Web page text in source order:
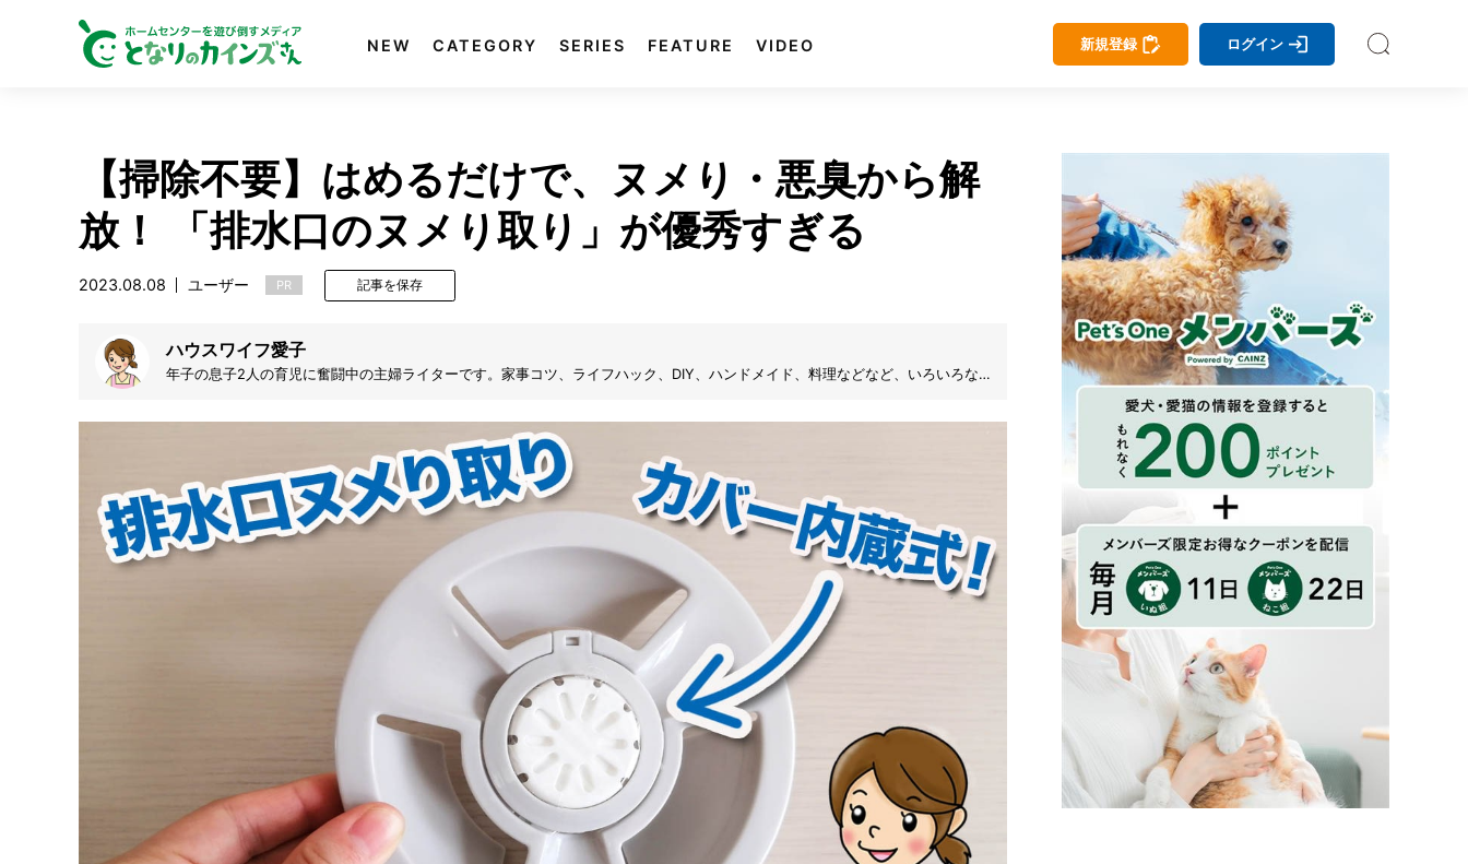
NEW CATEGORY SERIES FEATURE VIDEO 新規登録 ログイン
【掃除不要】はめるだけで、ヌメり・悪臭から解
放！ 「排水口のヌメり取り」が優秀すぎる
2023.08.08 ユーザー PR 記事を保存
ハウスワイフ愛子
年子の息子2人の育児に奮闘中の主婦ライターです。家事コツ、ライフハック、DIY、ハンドメイド、料理などなど、いろいろな